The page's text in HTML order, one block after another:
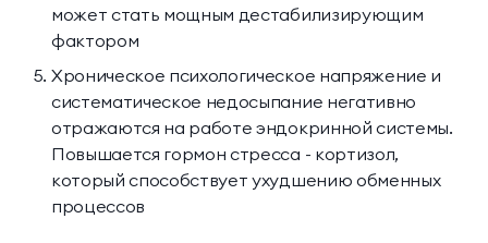
может стать мощным дестабилизирующим
фактором
Хроническое психологическое напряжение и
систематическое недосыпание негативно
отражаются на работе эндокринной системы.
Повышается гормон стресса - кортизол,
который способствует ухудшению обменных
процессов